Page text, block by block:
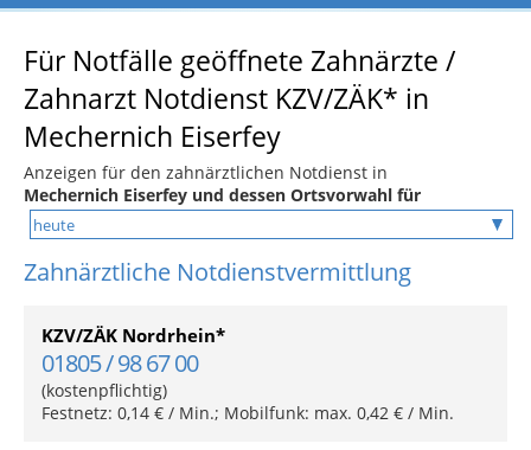
Für Notfälle geöffnete Zahnärzte /
Zahnarzt Notdienst KZV/ZÄK* in
Mechernich Eiserfey
Anzeigen für den zahnärztlichen Notdienst in
Mechernich Eiserfey und dessen Ortsvorwahl für
Zahnärztliche Notdienstvermittlung
KZV/ZÄK Nordrhein*
01805 / 98 67 00
(kostenpflichtig)
Festnetz: 0,14 € / Min.; Mobilfunk: max. 0,42 € / Min.